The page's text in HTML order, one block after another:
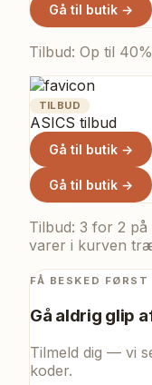
Gå til butik →
Tilbud: Op til
TILBUD
ASICS tilbud
Gå til butik →
Gå til butik →
Tilbud: 3 for 2
varer i kurven
FÅ BESKED FØRST
Gå aldrig glip
Tilmeld dig — vi
koder.